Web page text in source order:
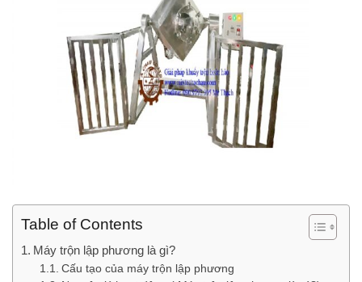
Table of Contents
Máy trộn lập phương là gì?
Cấu tạo của máy trộn lập phương